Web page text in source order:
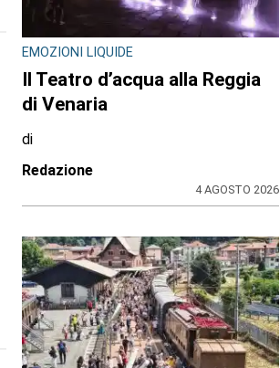
EMOZIONI LIQUIDE
Il Teatro d’acqua alla Reggia
di Venaria
di
Redazione
4 AGOSTO 2026